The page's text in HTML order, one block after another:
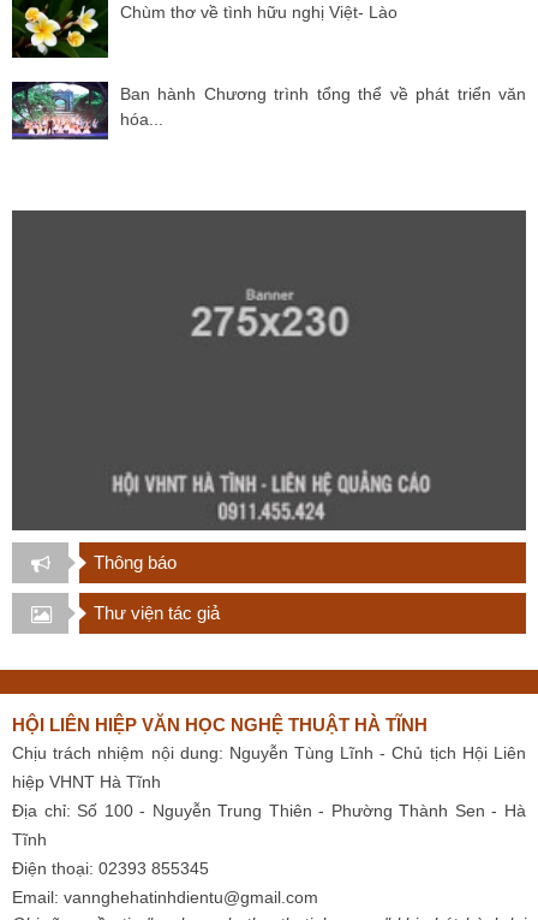
Chùm thơ về tình hữu nghị Việt- Lào
Ban hành Chương trình tổng thể về phát triển văn
hóa...
Thông báo
Thư viện tác giả
HỘI LIÊN HIỆP VĂN HỌC NGHỆ THUẬT HÀ TĨNH
Chịu trách nhiệm nội dung: Nguyễn Tùng Lĩnh - Chủ tịch Hội Liên
hiệp VHNT Hà Tĩnh
Địa chỉ: Số 100 - Nguyễn Trung Thiên - Phường Thành Sen - Hà
Tĩnh
Điện thoại: 02393 855345
Email: vannghehatinhdientu@gmail.com